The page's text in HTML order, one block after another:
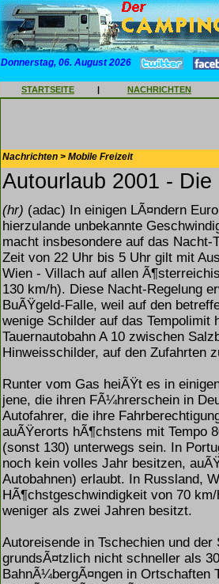
Donnerstag, 06. August 2026
STARTSEITE | NACHRICHTEN
Nachrichten > Mobile Freizeit
Autourlaub 2001 -
(hr) (adac) In einigen LÃ¤ndern
hierzulande unbekannte
macht insbesondere auf das
Zeit von 22 Uhr bis 5 Uhr gilt mit
Wien - Villach auf allen
130 km/h). Diese Nacht-Regelung
BuÃŸgeld-Falle, weil auf den
wenige Schilder auf das Tempolimit
Tauernautobahn A 10 zwischen
Hinweisschilder, auf den Zufahrten
Runter vom Gas heiÃŸt es in
jene, die ihren FÃ¼hrerschein in
Autofahrer, die ihre
auÃŸerorts hÃ¶chstens mit Tempo
(sonst 130) unterwegs sein. In
noch kein volles Jahr besitzen,
Autobahnen) erlaubt. In Russland,
HÃ¶chstgeschwindigkeit von 70
weniger als zwei Jahren besitzt.
Autoreisende in Tschechien und
grundsÃ¤tzlich nicht schneller als
BahnÃ¼bergÃ¤ngen in Ortschaften